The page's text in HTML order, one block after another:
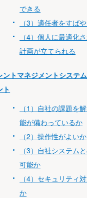
できる
（3）適任者をすば
（4）個人に最適化
計画が立てられる
ントマネジメントシステ
ト
（1）自社の課題を
能が備わっているか
（2）操作性がよいか
（3）自社システム
可能か
（4）セキュリティ
か